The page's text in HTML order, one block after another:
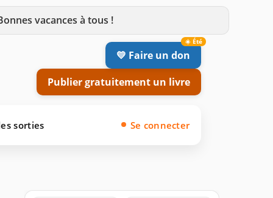
vacances à tous !
💛 Faire un don
Publier gratuitement un livre
sorties Se connecter